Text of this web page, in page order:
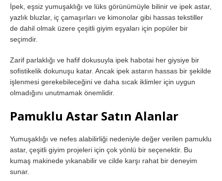
İpek, eşsiz yumuşaklığı ve lüks görünümüyle bilinir ve ipek astar,
yazlık bluzlar, iç çamaşırları ve kimonolar gibi hassas tekstiller
de dahil olmak üzere çeşitli giyim eşyaları için popüler bir
seçimdir.
Zarif parlaklığı ve hafif dokusuyla ipek habotai her giysiye bir
sofistikelik dokunuşu katar. Ancak ipek astarın hassas bir şekilde
işlenmesi gerekebileceğini ve daha sıcak iklimler için uygun
olmadığını unutmamak önemlidir.
Pamuklu Astar Satın Alanlar
Yumuşaklığı ve nefes alabilirliği nedeniyle değer verilen pamuklu
astar, çeşitli giyim projeleri için çok yönlü bir seçenektir. Bu
kumaş makinede yıkanabilir ve cilde karşı rahat bir deneyim
sunar.